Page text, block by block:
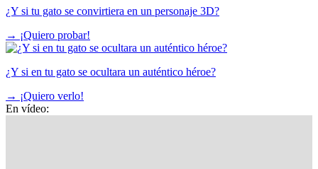
¿Y si tu gato se convirtiera en un personaje 3D?
→ ¡Quiero probar!
¿Y si en tu gato se ocultara un auténtico héroe?
→ ¡Quiero verlo!
En vídeo: